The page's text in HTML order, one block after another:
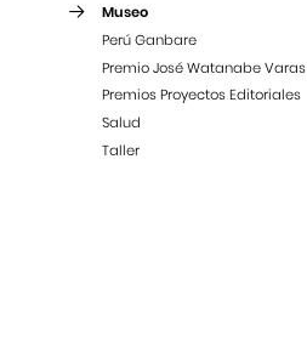
Museo
Perú Ganbare
Premio José Watanabe Varas
Premios Proyectos Editoriales
Salud
Taller